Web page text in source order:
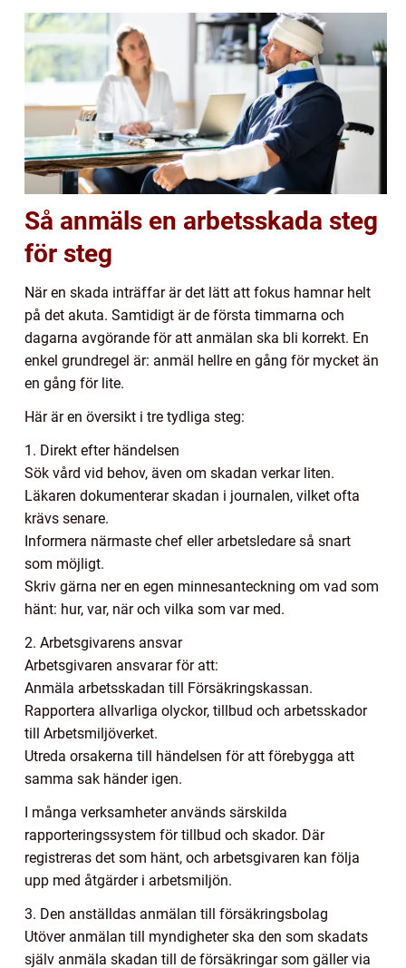
Så anmäls en arbetsskada steg
för steg
När en skada inträffar är det lätt att fokus hamnar helt
på det akuta. Samtidigt är de första timmarna och
dagarna avgörande för att anmälan ska bli korrekt. En
enkel grundregel är: anmäl hellre en gång för mycket än
en gång för lite.
Här är en översikt i tre tydliga steg:
1. Direkt efter händelsen
Sök vård vid behov, även om skadan verkar liten.
Läkaren dokumenterar skadan i journalen, vilket ofta
krävs senare.
Informera närmaste chef eller arbetsledare så snart
som möjligt.
Skriv gärna ner en egen minnesanteckning om vad som
hänt: hur, var, när och vilka som var med.
2. Arbetsgivarens ansvar
Arbetsgivaren ansvarar för att:
Anmäla arbetsskadan till Försäkringskassan.
Rapportera allvarliga olyckor, tillbud och arbetsskador
till Arbetsmiljöverket.
Utreda orsakerna till händelsen för att förebygga att
samma sak händer igen.
I många verksamheter används särskilda
rapporteringssystem för tillbud och skador. Där
registreras det som hänt, och arbetsgivaren kan följa
upp med åtgärder i arbetsmiljön.
3. Den anställdas anmälan till försäkringsbolag
Utöver anmälan till myndigheter ska den som skadats
själv anmäla skadan till de försäkringar som gäller via